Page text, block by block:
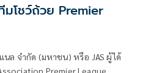
มโชว์ถ้วย Premier
ล จำกัด (มหาชน) หรือ JAS ผู้ได้
Premier League